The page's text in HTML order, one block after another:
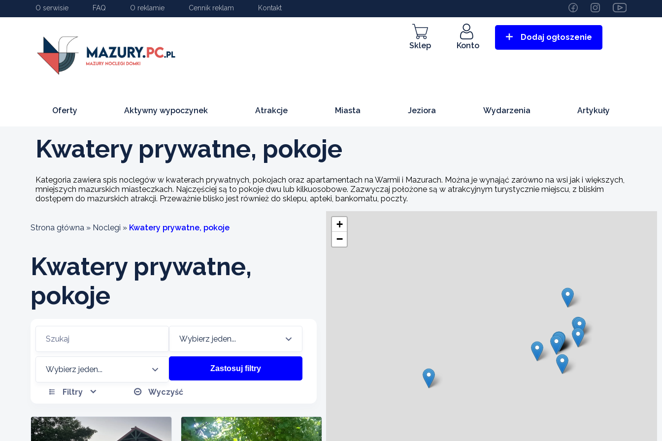
O serwisie FAQ O reklamie Cennik reklam Kontakt
Sklep Konto
Dodaj ogłoszenie
Oferty Aktywny wypoczynek Atrakcje Miasta Jeziora Wydarzenia Artykuły
Kwatery prywatne, pokoje
Kategoria zawiera spis noclegów w kwaterach prywatnych, pokojach oraz apartamentach na Warmii i Mazurach. Można je wynająć zarówno na wsi jak i większych,
mniejszych mazurskich miasteczkach. Najczęściej są to pokoje dwu lub kilkuosobowe. Zazwyczaj położone są w atrakcyjnym turystycznie miejscu, z bliskim
dostępem do mazurskich atrakcji. Przeważnie blisko jest również do sklepu, apteki, bankomatu, poczty.
Strona główna » Noclegi » Kwatery prywatne, pokoje
Kwatery prywatne,
pokoje
Zastosuj filtry
Filtry Wyczyść
Aktywności
+
−